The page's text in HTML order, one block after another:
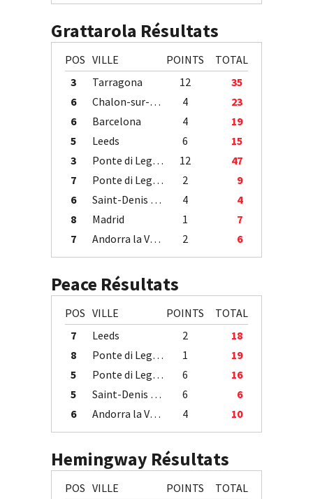
Grattarola Résultats
POS VILLE POINTS
TOTAL
3
Tarragona 12
35
6
Chalon-sur-Saône 4
23
6
Barcelona 4
19
5
Leeds 6
15
3
Ponte di Legno 12
47
7
Ponte di Legno 2
9
6
Saint-Denis / Île de la Réunion 4
4
8
Madrid 1
7
7
Andorra la Vella 2 6
Peace Résultats
POS VILLE POINTS
TOTAL
7
Leeds 2
18
8
Ponte di Legno 1
19
5
Ponte di Legno 6
16
5
Saint-Denis / Île de la Réunion 6
6
6
Andorra la Vella 4 10
Hemingway Résultats
POS VILLE POINTS
TOTAL